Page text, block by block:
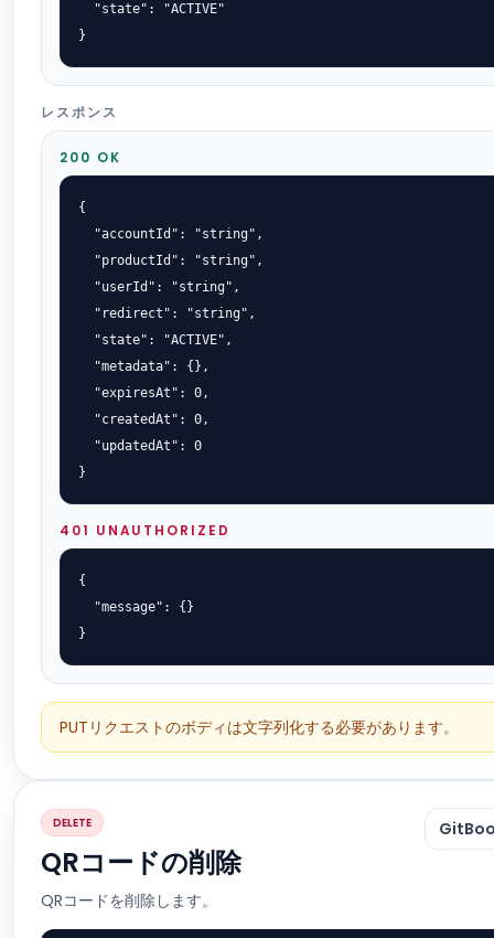
  "state": "ACTIVE"
}
レスポンス
200 OK
{
  "accountId": "string",
  "productId": "string",
  "userId": "string",
  "redirect": "string",
  "state": "ACTIVE",
  "metadata": {},
  "expiresAt": 0,
  "createdAt": 0,
  "updatedAt": 0
}
401 UNAUTHORIZED
{
  "message": {}
}
PUTリクエストのボディは文字列化する必要があります。
DELETE
QRコードの削除
QRコードを削除します。